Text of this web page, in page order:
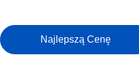
Najlepszą Cenę